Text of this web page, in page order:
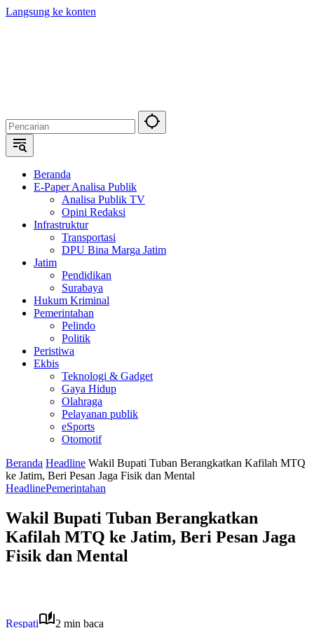
Langsung ke konten
Beranda
E-Paper Analisa Publik
Analisa Publik TV
Opini Redaksi
Infrastruktur
Transportasi
DPU Bina Marga Jatim
Jatim
Pendidikan
Surabaya
Hukum Kriminal
Pemerintahan
Pelindo
Politik
Peristiwa
Ekbis
Teknologi & Gadget
Gaya Hidup
Olahraga
Pelayanan publik
eSports
Otomotif
Beranda Headline Wakil Bupati Tuban Berangkatkan Kafilah MTQ
ke Jatim, Beri Pesan Jaga Fisik dan Mental
HeadlinePemerintahan
Wakil Bupati Tuban Berangkatkan
Kafilah MTQ ke Jatim, Beri Pesan Jaga
Fisik dan Mental
Respati 2 min baca